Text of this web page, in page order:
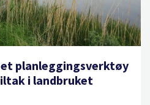
planleggingsverktøy
i landbruket